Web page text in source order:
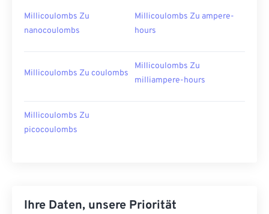
Millicoulombs Zu
nanocoulombs
Millicoulombs Zu ampere-
hours
Millicoulombs Zu coulombs
Millicoulombs Zu
milliampere-hours
Millicoulombs Zu
picocoulombs
Ihre Daten, unsere Priorität